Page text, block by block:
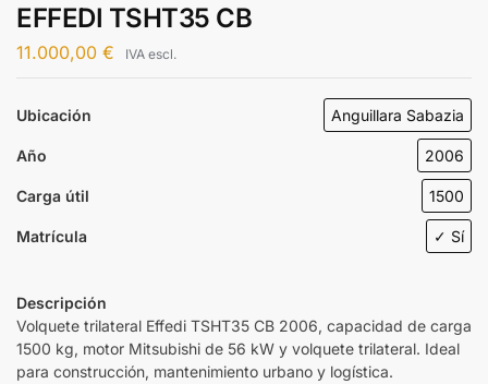
EFFEDI TSHT35 CB
11.000,00 € IVA escl.
Ubicación Anguillara Sabazia
Año 2006
Carga útil 1500
Matrícula ✓ Sí
Descripción
Volquete trilateral Effedi TSHT35 CB 2006, capacidad de carga
1500 kg, motor Mitsubishi de 56 kW y volquete trilateral. Ideal
para construcción, mantenimiento urbano y logística.